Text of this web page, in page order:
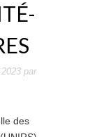
par
des